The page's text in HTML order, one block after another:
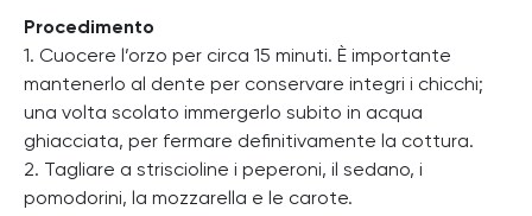
Procedimento
1. Cuocere l’orzo per circa 15 minuti. È importante
mantenerlo al dente per conservare integri i chicchi;
una volta scolato immergerlo subito in acqua
ghiacciata, per fermare definitivamente la cottura.
2. Tagliare a striscioline i peperoni, il sedano, i
pomodorini, la mozzarella e le carote.